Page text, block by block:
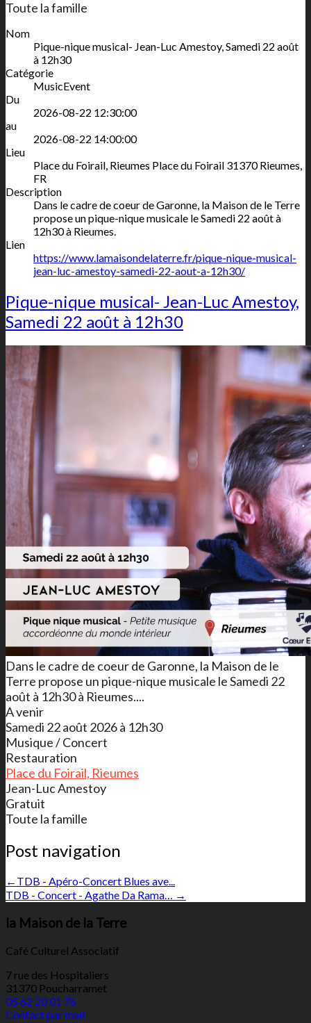
Toute la famille
Nom
Pique-nique musical- Jean-Luc Amestoy, Samedi 22 août
à 12h30
Catégorie
MusicEvent
Du
2026-08-22 12:30:00
au
2026-08-22 14:00:00
Lieu
Place du Foirail, Rieumes Place du Foirail 31370 Rieumes,
FR
Description
Dans le cadre de coeur de Garonne, la Maison de le Terre
propose un pique-nique musicale le Samedi 22 août à
12h30 à Rieumes.
Lien
https://www.lamaisondelaterre.fr/pique-nique-musical-
jean-luc-amestoy-samedi-22-aout-a-12h30/
Pique-nique musical- Jean-Luc Amestoy,
Samedi 22 août à 12h30
Dans le cadre de coeur de Garonne, la Maison de le
Terre propose un pique-nique musicale le Samedi 22
août à 12h30 à Rieumes....
A venir
Samedi 22 août 2026 à 12h30
Musique / Concert
Restauration
Place du Foirail, Rieumes
Jean-Luc Amestoy
Gratuit
Toute la famille
Post navigation
← TDB - Apéro-Concert Blues ave...
TDB - Concert - Agathe Da Rama… →
la Maison de la Terre
Café Culturel Associatif
7 rue des Hospitaliers
31370 Poucharramet
05 62 20 01 76
Contact par mail